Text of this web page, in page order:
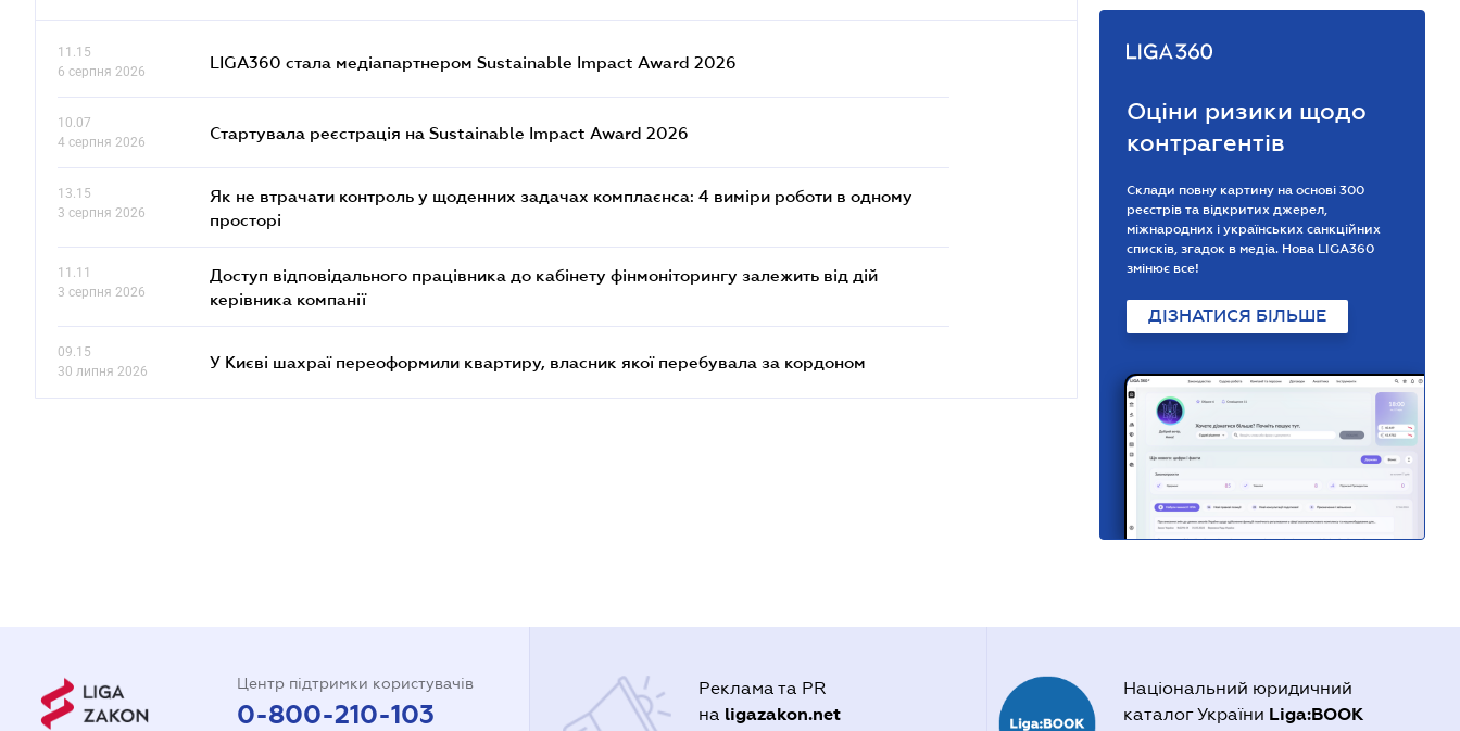
11.15
6 серпня 2026
LIGA360 стала медіапартнером Sustainable Impact Award 2026
10.07
4 серпня 2026
Стартувала реєстрація на Sustainable Impact Award 2026
13.15
3 серпня 2026
Як не втрачати контроль у щоденних задачах комплаєнса: 4 виміри роботи в одному
просторі
11.11
3 серпня 2026
Доступ відповідального працівника до кабінету фінмоніторингу залежить від дій
керівника компанії
09.15
30 липня 2026
У Києві шахраї переоформили квартиру, власник якої перебувала за кордоном
Оціни ризики щодо
контрагентів
Склади повну картину на основі 300
реєстрів та відкритих джерел,
міжнародних і українських санкційних
списків, згадок в медіа. Нова LIGA360
змінює все!
ДІЗНАТИСЯ БІЛЬШЕ
Центр підтримки користувачів
0-800-210-103
Реклама та PR
на ligazakon.net
Національний юридичний
каталог України Liga:BOOK